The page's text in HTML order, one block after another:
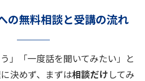
の無料相談と受講の流れ
」「一度話を聞いてみたい」と
決めず、まずは相談だけしてみ